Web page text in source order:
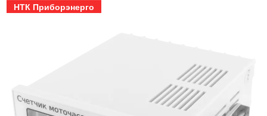
НТК Приборэнерго